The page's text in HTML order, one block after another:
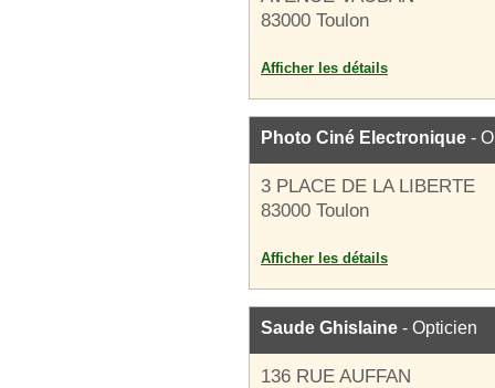
83000 Toulon
Afficher les détails
Photo Ciné Electronique -
3 PLACE DE LA LIBERTE
83000 Toulon
Afficher les détails
Saude Ghislaine - Opticien
136 RUE AUFFAN